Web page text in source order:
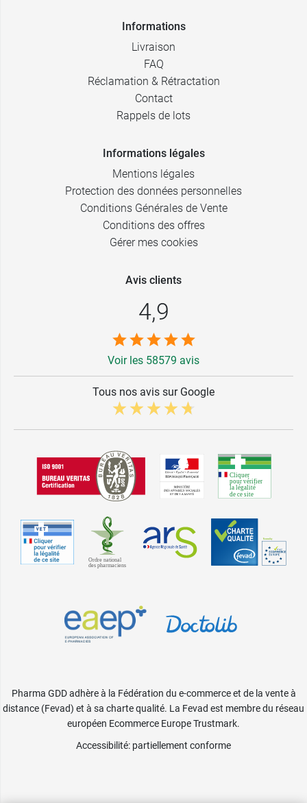
Informations
Livraison
FAQ
Réclamation & Rétractation
Contact
Rappels de lots
Informations légales
Mentions légales
Protection des données personnelles
Conditions Générales de Vente
Conditions des offres
Gérer mes cookies
Avis clients
4,9
Voir les 58579 avis
Tous nos avis sur Google
Pharma GDD adhère à la Fédération du e-commerce et de la vente à
distance (Fevad) et à sa charte qualité. La Fevad est membre du réseau
européen Ecommerce Europe Trustmark.
Accessibilité: partiellement conforme